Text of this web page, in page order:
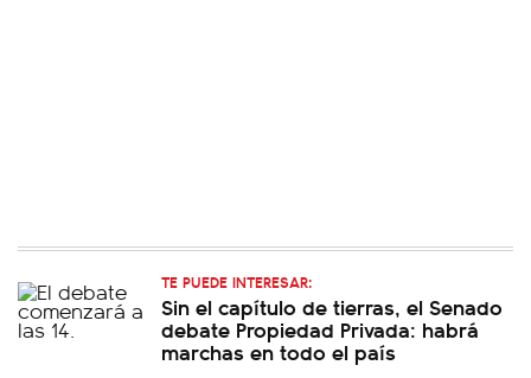
TE PUEDE INTERESAR:
Sin el capítulo de tierras, el Senado
debate Propiedad Privada: habrá
marchas en todo el país